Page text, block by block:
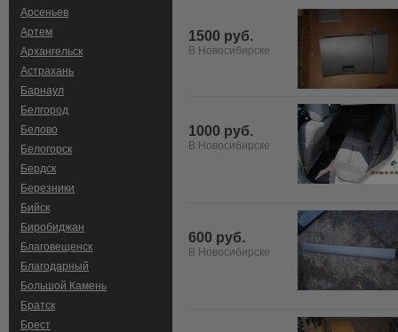
Арсеньев
Артем
Архангельск
Астрахань
Барнаул
Белгород
Белово
Белогорск
Бердск
Березники
Бийск
Биробиджан
Благовещенск
Благодарный
Большой Камень
Братск
Брест
1500 руб.
В Новосибирске
1000 руб.
В Новосибирске
600 руб.
В Новосибирске